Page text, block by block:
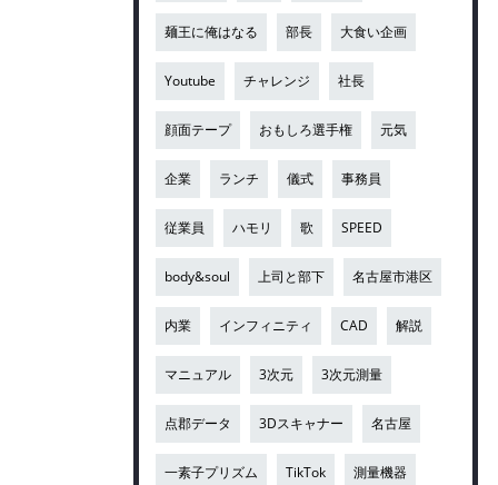
麺王に俺はなる 部長 大食い企画
Youtube チャレンジ 社長
顔面テープ おもしろ選手権 元気
企業 ランチ 儀式 事務員
従業員 ハモリ 歌 SPEED
body&soul 上司と部下 名古屋市港区
内業 インフィニティ CAD 解説
マニュアル 3次元 3次元測量
点郡データ 3Dスキャナー 名古屋
一素子プリズム TikTok 測量機器